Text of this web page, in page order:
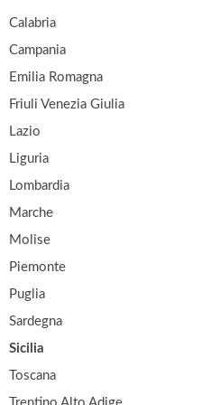
Calabria
Campania
Emilia Romagna
Friuli Venezia Giulia
Lazio
Liguria
Lombardia
Marche
Molise
Piemonte
Puglia
Sardegna
Sicilia
Toscana